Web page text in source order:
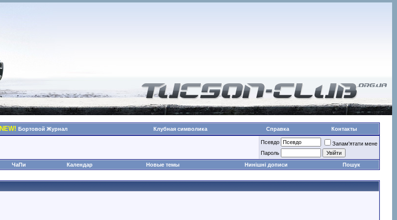
NEW! Бортовой Журнал Клубная символика Справка Контакты
Псевдо
Запам'ятати мене
Пароль
ЧаПи Календар Новые темы Нинішні дописи Пошук